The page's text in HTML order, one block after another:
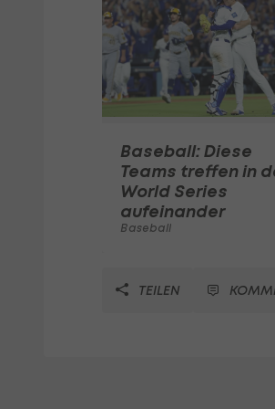
Baseball: Diese
Teams treffen in
World Series
aufeinander
Baseball
TEILEN